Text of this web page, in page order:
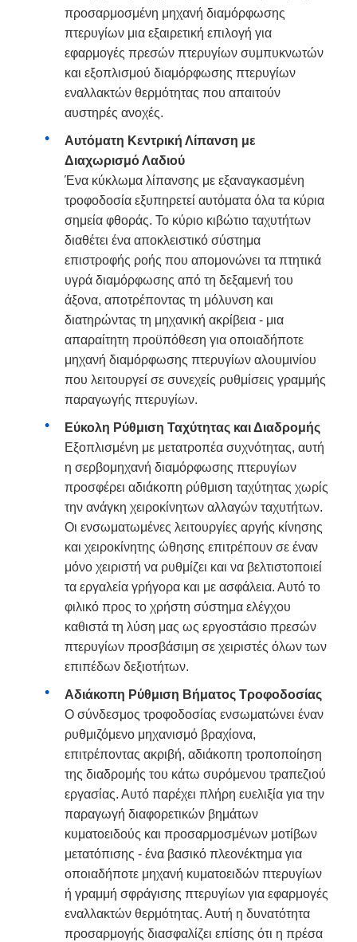
προσαρμοσμένη μηχανή διαμόρφωσης
πτερυγίων μια εξαιρετική επιλογή για
εφαρμογές πρεσών πτερυγίων συμπυκνωτών
και εξοπλισμού διαμόρφωσης πτερυγίων
εναλλακτών θερμότητας που απαιτούν
αυστηρές ανοχές.
Αυτόματη Κεντρική Λίπανση με
Διαχωρισμό Λαδιού
Ένα κύκλωμα λίπανσης με εξαναγκασμένη
τροφοδοσία εξυπηρετεί αυτόματα όλα τα κύρια
σημεία φθοράς. Το κύριο κιβώτιο ταχυτήτων
διαθέτει ένα αποκλειστικό σύστημα
επιστροφής ροής που απομονώνει τα πτητικά
υγρά διαμόρφωσης από τη δεξαμενή του
άξονα, αποτρέποντας τη μόλυνση και
διατηρώντας τη μηχανική ακρίβεια - μια
απαραίτητη προϋπόθεση για οποιαδήποτε
μηχανή διαμόρφωσης πτερυγίων αλουμινίου
που λειτουργεί σε συνεχείς ρυθμίσεις γραμμής
παραγωγής πτερυγίων.
Εύκολη Ρύθμιση Ταχύτητας και Διαδρομής
Εξοπλισμένη με μετατροπέα συχνότητας, αυτή
η σερβομηχανή διαμόρφωσης πτερυγίων
προσφέρει αδιάκοπη ρύθμιση ταχύτητας χωρίς
την ανάγκη χειροκίνητων αλλαγών ταχυτήτων.
Οι ενσωματωμένες λειτουργίες αργής κίνησης
και χειροκίνητης ώθησης επιτρέπουν σε έναν
μόνο χειριστή να ρυθμίζει και να βελτιστοποιεί
τα εργαλεία γρήγορα και με ασφάλεια. Αυτό το
φιλικό προς το χρήστη σύστημα ελέγχου
καθιστά τη λύση μας ως εργοστάσιο πρεσών
πτερυγίων προσβάσιμη σε χειριστές όλων των
επιπέδων δεξιοτήτων.
Αδιάκοπη Ρύθμιση Βήματος Τροφοδοσίας
Ο σύνδεσμος τροφοδοσίας ενσωματώνει έναν
ρυθμιζόμενο μηχανισμό βραχίονα,
επιτρέποντας ακριβή, αδιάκοπη τροποποίηση
της διαδρομής του κάτω συρόμενου τραπεζιού
εργασίας. Αυτό παρέχει πλήρη ευελιξία για την
παραγωγή διαφορετικών βημάτων
κυματοειδούς και προσαρμοσμένων μοτίβων
μετατόπισης - ένα βασικό πλεονέκτημα για
οποιαδήποτε μηχανή κυματοειδών πτερυγίων
ή γραμμή σφράγισης πτερυγίων για εφαρμογές
εναλλακτών θερμότητας. Αυτή η δυνατότητα
προσαρμογής διασφαλίζει επίσης ότι η πρέσα